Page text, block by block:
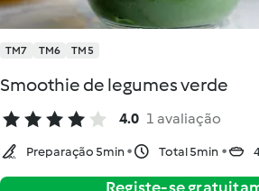
TM7 TM6 TM5
Smoothie de legumes verde
4.0 1 avaliação
Preparação 5min Total 5min